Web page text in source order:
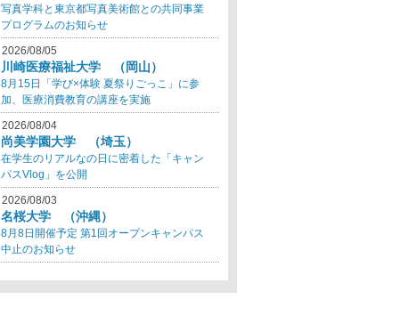
写真学科と東京都写真美術館との共同事業
プログラムのお知らせ
2026/08/05
川崎医療福祉大学 （岡山）
8月15日「学び×体験 夏祭りごっこ」に参
加、医療消費教育の講座を実施
2026/08/04
尚美学園大学 （埼玉）
在学生のリアルなの日に密着した「キャン
パスVlog」を公開
2026/08/03
名桜大学 （沖縄）
8月8日開催予定 第1回オープンキャンパス
中止のお知らせ